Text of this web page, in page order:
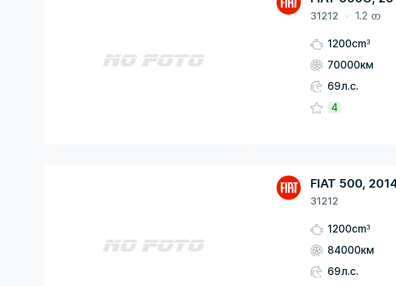
31212 1.2 ᦎ
1200cm3
70000км
69л.с.
4
FIAT 500,
31212
1200cm3
84000км
69л.с.